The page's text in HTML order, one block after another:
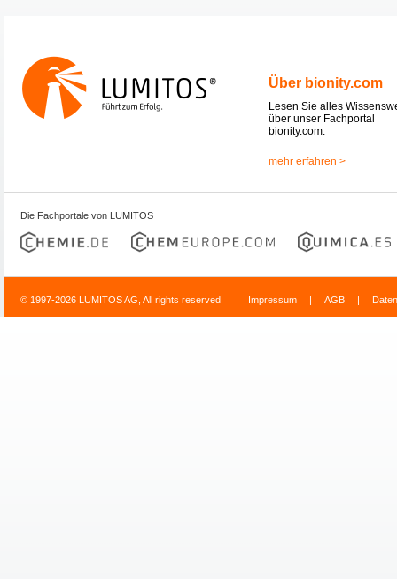
Über bionity.com
Lesen Sie alles
über unser Fachportal
bionity.com.
mehr erfahren >
Die Fachportale von LUMITOS
© 1997-2026 LUMITOS AG, All rights reserved Impressum | AGB |